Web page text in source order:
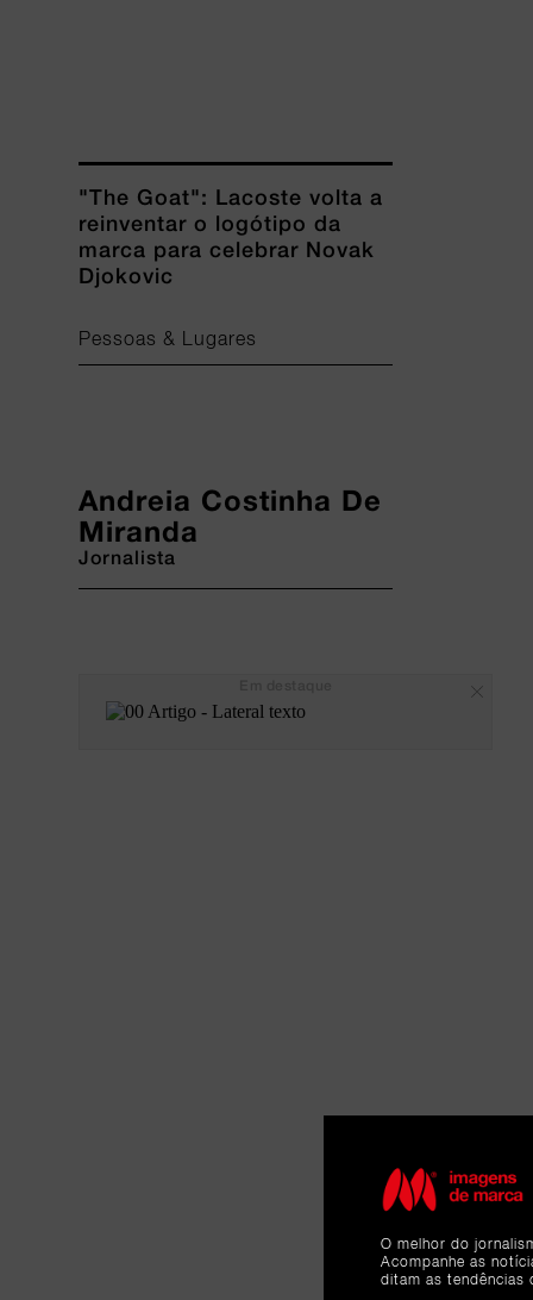
"The Goat": Lacoste volta a
reinventar o logótipo da
marca para celebrar Novak
Djokovic
Pessoas & Lugares
Andreia Costinha De
Miranda
Jornalista
O melhor do
Acompanhe as
ditam as tendências